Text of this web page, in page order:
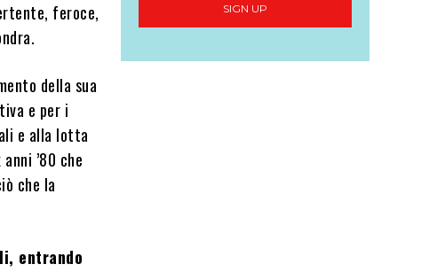
feroce,
della sua
e per i
e alla lotta
’80 che
che la
entrando
SIGN UP